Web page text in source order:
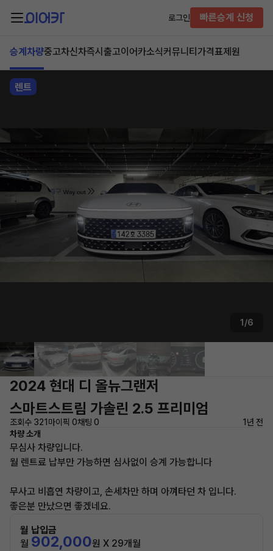
로그인 빠른승계 신청
승계차량중고차신차즉시출고이어카소식커뮤니티 가격표제원
렌트
1/6
2024 현대 디 올뉴그랜저
스마트스트림 가솔린 2.5 프리미엄
조회수 321 마이픽 0채팅 0
1년 전
차량 소개
무심사 차량입니다.
월 렌트료 납부만 가능하면 심사없이 승계 가능합니다
무사고 비흡연 차량이고, 손세차만 하며 아껴타던 차 입니다.
좋은분 만났으면 좋겠네요.
월 납입금
월 902,000원 X 29개월